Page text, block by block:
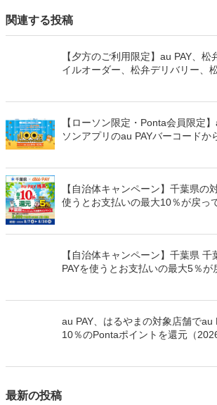
関連する投稿
【夕方のご利用限定】au PAY、
イルオーダー、松弁デリバリー、
【ローソン限定・Ponta会員限定
ソンアプリのau PAYバーコードか
【自治体キャンペーン】千葉県の
使うとお支払いの最大10％が戻っ
【自治体キャンペーン】千葉県
PAYを使うとお支払いの最大5％が
au PAY、はるやまの対象店舗でau
10％のPontaポイントを還元（
最新の投稿